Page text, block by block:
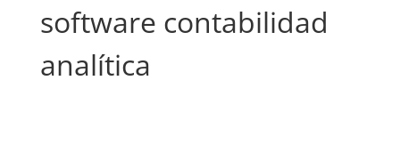
software contabilidad
analítica